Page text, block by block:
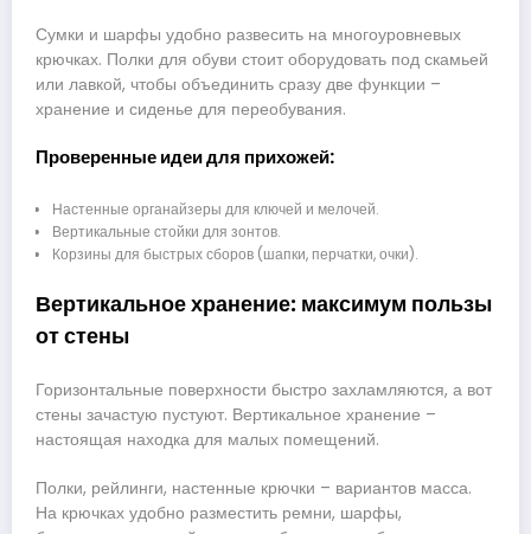
Сумки и шарфы удобно развесить на многоуровневых
крючках. Полки для обуви стоит оборудовать под скамьей
или лавкой, чтобы объединить сразу две функции –
хранение и сиденье для переобувания.
Проверенные идеи для прихожей:
Настенные органайзеры для ключей и мелочей.
Вертикальные стойки для зонтов.
Корзины для быстрых сборов (шапки, перчатки, очки).
Вертикальное хранение: максимум пользы
от стены
Горизонтальные поверхности быстро захламляются, а вот
стены зачастую пустуют. Вертикальное хранение –
настоящая находка для малых помещений.
Полки, рейлинги, настенные крючки – вариантов масса.
На крючках удобно разместить ремни, шарфы,